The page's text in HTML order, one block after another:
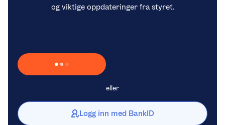
og viktige oppdateringer fra styret.
Laster inn Vipps …
eller
Logg inn med BankID